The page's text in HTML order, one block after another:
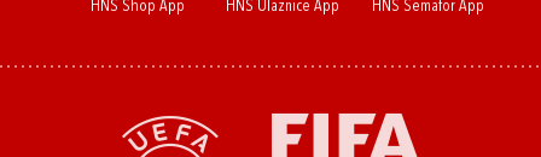
HNS Shop App HNS Ulaznice App HNS Semafor App